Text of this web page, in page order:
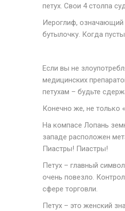
петух. Свои 4 столпа
Иероглиф, означающий
бутылочку. Когда
Если вы не
медицинских
петухам – будьте
Конечно же, не только
На компасе Лопань
западе расположен
Пиастры! Пиастры!
Петух – главный
очень повезло.
сфере торговли.
Петух – это женский